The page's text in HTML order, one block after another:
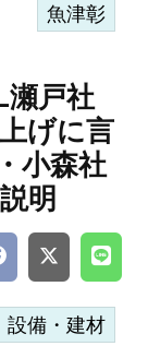
魚津彰
瀬戸社
げに言
小森社
明
設備・建材